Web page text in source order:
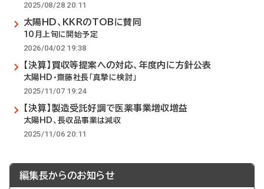
2025/08/28 20:11
太陽HD、KKRのTOBに賛同
10月上旬に開始予定
2026/04/02 19:38
【決算】買収等提案への対応、年度内に方針公表
太陽HD・齋藤社長「真摯に検討」
2025/11/07 19:24
【決算】製造受託好調で医薬事業増収増益
太陽HD、長収品事業は減収
2025/11/06 20:11
編集長からのお知らせ